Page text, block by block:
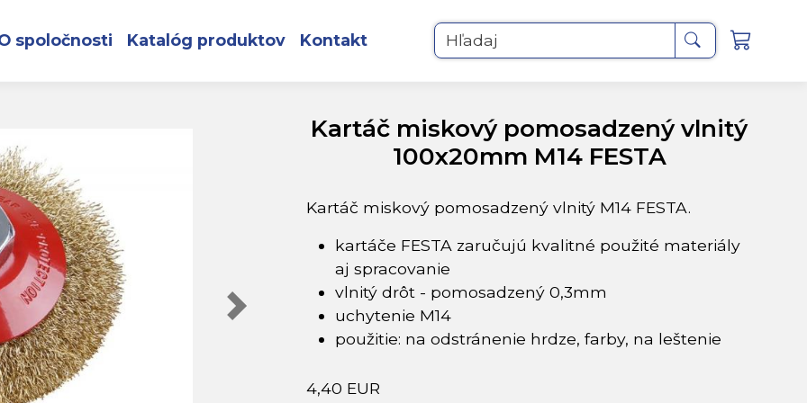
spoločnosti Katalóg produktov Kontakt Hľadaj
Kartáč miskový pomosadzený vlnitý
100x20mm M14 FESTA
Kartáč miskový pomosadzený vlnitý M14 FESTA.
kartáče FESTA zaručujú kvalitné použité materiály
aj spracovanie
vlnitý drôt - pomosadzený 0,3mm
uchytenie M14
použitie: na odstránenie hrdze, farby, na leštenie
4,40 EUR